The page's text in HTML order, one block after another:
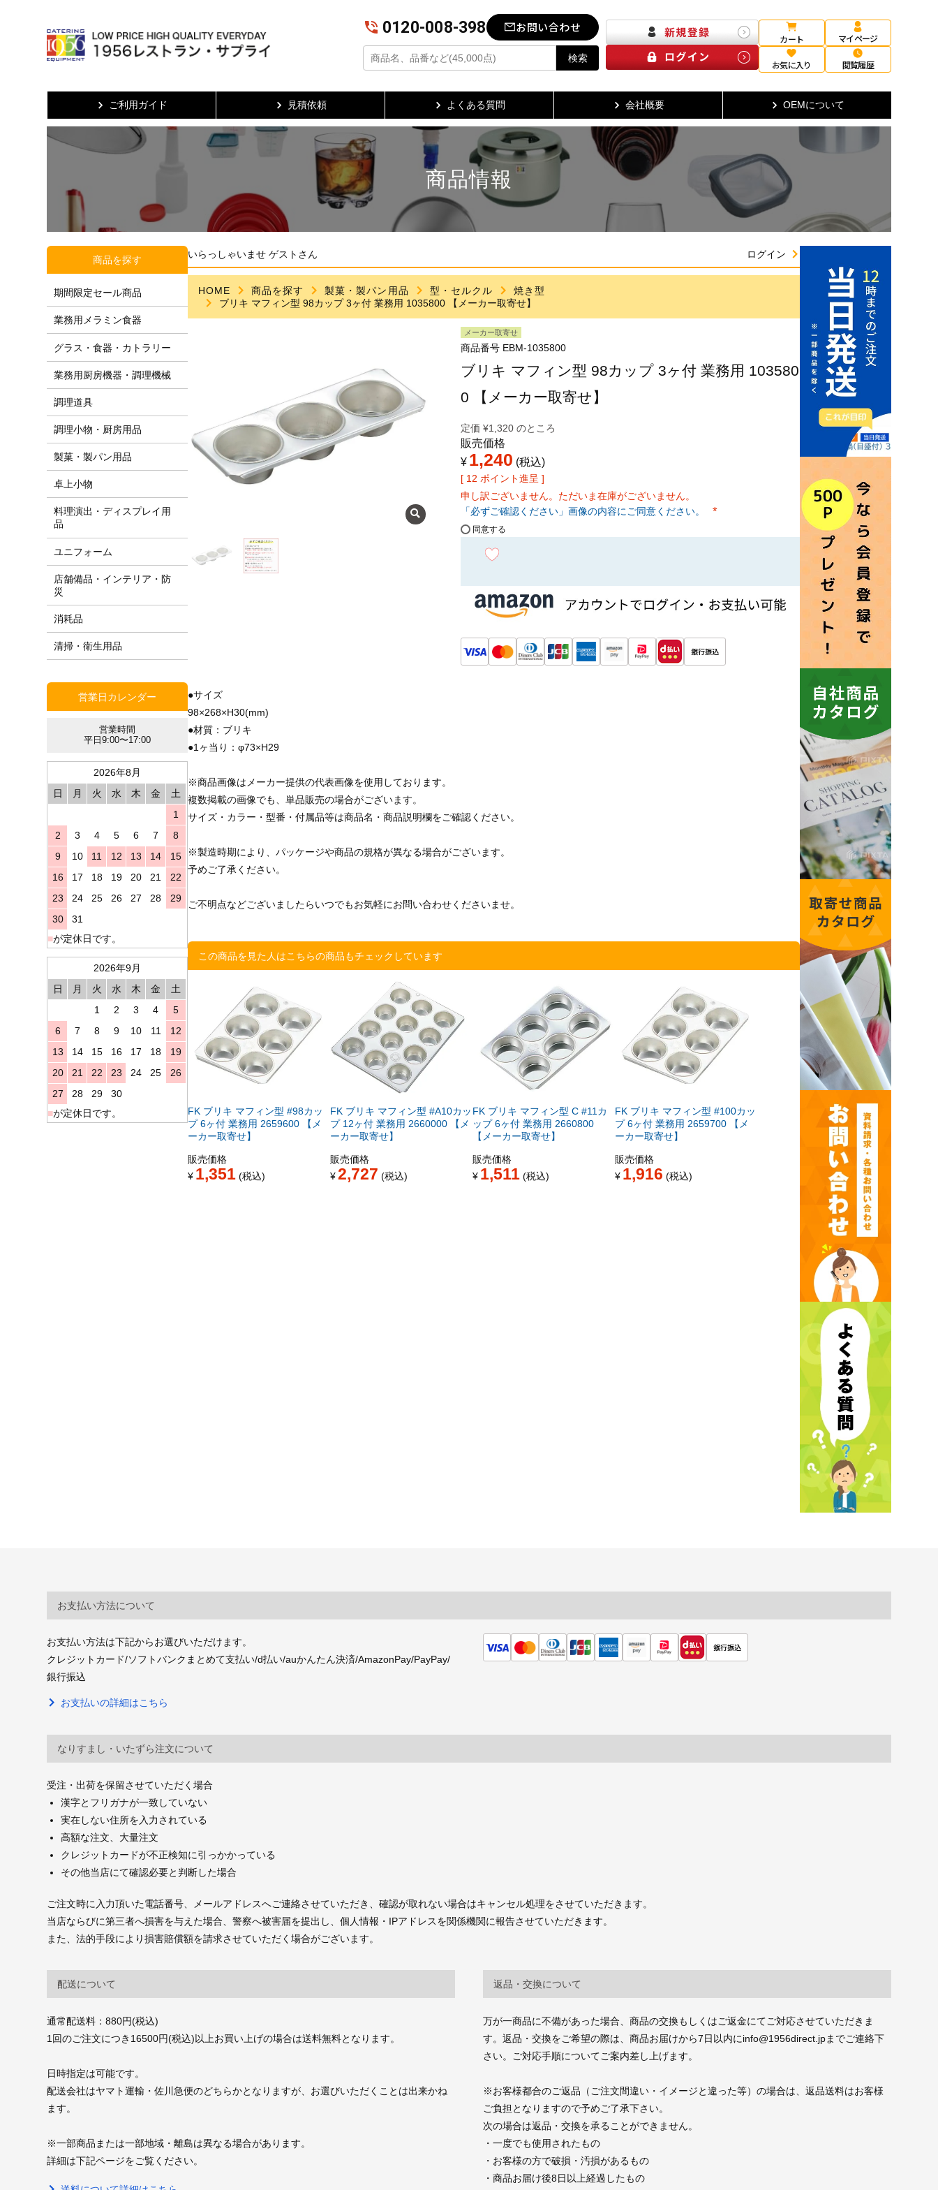
0120-008-398 お問い合わせ
検索
カート マイページ
お気に入り 閲覧履歴
ご利用ガイド 見積依頼 よくある質問 会社概要 OEMについて
商品情報
商品を探す
期間限定セール商品
業務用メラミン食器
グラス・食器・カトラリー
業務用厨房機器・調理機械
調理道具
調理小物・厨房用品
製菓・製パン用品
卓上小物
料理演出・ディスプレイ用
品
ユニフォーム
店舗備品・インテリア・防
災
消耗品
清掃・衛生用品
営業日カレンダー
営業時間
平日9:00〜17:00
2026年8月
日
月 火 水 木 金
土
1
2
3 4 5 6 7
8
9
10 11 12 13 14
15
16
17 18 19 20 21
22
23
24 25 26 27 28
29
30
31
■が定休日です。
2026年9月
日
月 火 水 木 金
土
1
2 3 4
5
6
7 8 9 10 11
12
13
14 15 16 17 18
19
20
21 22 23 24 25
26
27
28 29
30
■が定休日です。
いらっしゃいませ ゲストさん ログイン
HOME 商品を探す 製菓・製パン用品 型・セルクル
焼き型
ブリキ マフィン型 98カップ 3ヶ付 業務用 1035800 【メーカー取寄せ】
メーカー取寄せ
商品番号 EBM-1035800
ブリキ マフィン型 98カップ 3ヶ付 業務用 103580
0 【メーカー取寄せ】
定価 ¥1,320 のところ
販売価格
¥ 1,240 税込
[ 12 ポイント進呈 ]
申し訳ございません。ただいま在庫がございません。
「必ずご確認ください」画像の内容にご同意ください。
同意する
●サイズ
98×268×H30(mm)
●材質：ブリキ
●1ヶ当り：φ73×H29
※商品画像はメーカー提供の代表画像を使用しております。
複数掲載の画像でも、単品販売の場合がございます。
サイズ・カラー・型番・付属品等は商品名・商品説明欄をご確認ください。
※製造時期により、パッケージや商品の規格が異なる場合がございます。
予めご了承ください。
ご不明点などございましたらいつでもお気軽にお問い合わせくださいませ。
この商品を見た人はこちらの商品もチェックしています
FK ブリキ マフィン型 #98カッ
プ 6ヶ付 業務用 2659600 【メ
ーカー取寄せ】
販売価格
¥ 1,351 税込
FK ブリキ マフィン型 #A10カッ
プ 12ヶ付 業務用 2660000 【メ
ーカー取寄せ】
販売価格
¥2,727 税込
FK ブリキ マフィン型 C #11カ
ップ 6ヶ付 業務用 2660800
【メーカー取寄せ】
販売価格
¥ 1,511 税込
FK ブリキ マフィン型 #100カッ
プ 6ヶ付 業務用 2659700 【メ
ーカー取寄せ】
販売価格
¥ 1,916 税込
お支払い方法について
お支払い方法は下記からお選びいただけます。
クレジットカード/ソフトバンクまとめて支払い/d払い/auかんたん決済/AmazonPay/PayPay/
銀行振込
お支払いの詳細はこちら
なりすまし・いたずら注文について
受注・出荷を保留させていただく場合
漢字とフリガナが一致していない
実在しない住所を入力されている
高額な注文、大量注文
クレジットカードが不正検知に引っかかっている
その他当店にて確認必要と判断した場合
ご注文時に入力頂いた電話番号、メールアドレスへご連絡させていただき、確認が取れない場合はキャンセル処理をさせていただきます。
当店ならびに第三者へ損害を与えた場合、警察へ被害届を提出し、個人情報・IPアドレスを関係機関に報告させていただきます。
また、法的手段により損害賠償額を請求させていただく場合がございます。
配送について
通常配送料：880円(税込)
1回のご注文につき16500円(税込)以上お買い上げの場合は送料無料となります。
日時指定は可能です。
配送会社はヤマト運輸・佐川急便のどちらかとなりますが、お選びいただくことは出来かね
ます。
※一部商品または一部地域・離島は異なる場合があります。
詳細は下記ページをご覧ください。
返品・交換について
万が一商品に不備があった場合、商品の交換もしくはご返金にてご対応させていただきま
す。返品・交換をご希望の際は、商品お届けから7日以内にinfo@1956direct.jpまでご連絡下
さい。ご対応手順についてご案内差し上げます。
※お客様都合のご返品（ご注文間違い・イメージと違った等）の場合は、返品送料はお客様
ご負担となりますので予めご了承下さい。
次の場合は返品・交換を承ることができません。
・一度でも使用されたもの
・お客様の方で破損・汚損があるもの
・商品お届け後8日以上経過したもの